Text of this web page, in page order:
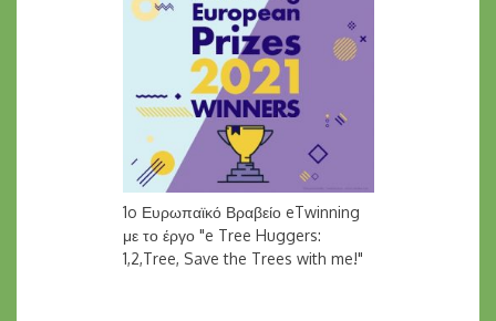
1o Ευρωπαϊκό Βραβείο eTwinning
με το έργο "e Tree Huggers:
1,2,Tree, Save the Trees with me!"